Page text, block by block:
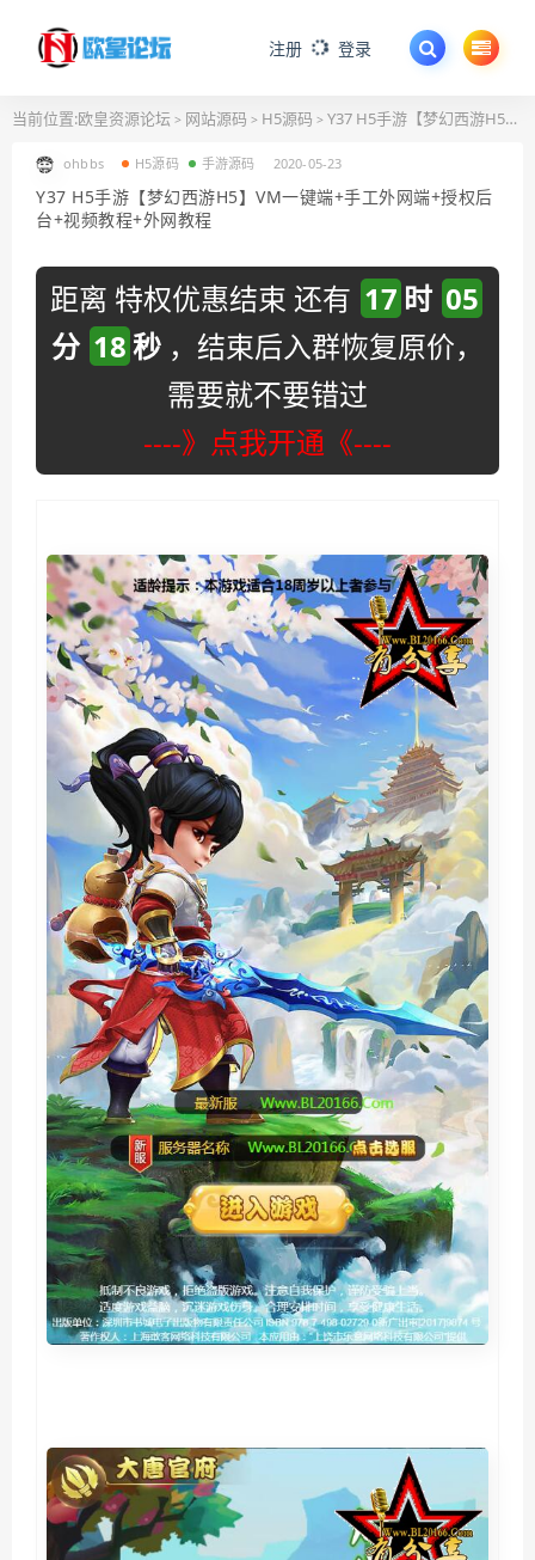
注册 登录
当前位置:欧皇资源论坛 > 网站源码 > H5源码 > Y37 H5手游【梦幻西游H5】VM一键端+手工外网端+授权后台+视频教程+外网教程
ohbbs H5源码 手游源码 2020-05-23
Y37 H5手游【梦幻西游H5】VM一键端+手工外网端+授权后
台+视频教程+外网教程
距离 特权优惠结束 还有 17 时 05
分 17秒 ，结束后入群恢复原价，
需要就不要错过
----》点我开通《----